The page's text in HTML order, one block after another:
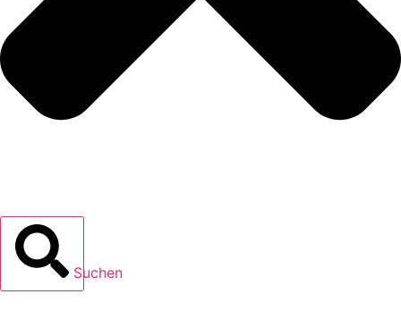
Suchen